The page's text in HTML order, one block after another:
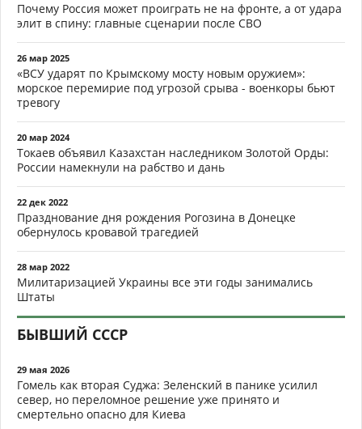
Почему Россия может проиграть не на фронте, а от удара
элит в спину: главные сценарии после СВО
26 мар 2025
«ВСУ ударят по Крымскому мосту новым оружием»:
морское перемирие под угрозой срыва - военкоры бьют
тревогу
20 мар 2024
Токаев объявил Казахстан наследником Золотой Орды:
России намекнули на рабство и дань
22 дек 2022
Празднование дня рождения Рогозина в Донецке
обернулось кровавой трагедией
28 мар 2022
Милитаризацией Украины все эти годы занимались
Штаты
БЫВШИЙ СССР
29 мая 2026
Гомель как вторая Суджа: Зеленский в панике усилил
север, но переломное решение уже принято и
смертельно опасно для Киева